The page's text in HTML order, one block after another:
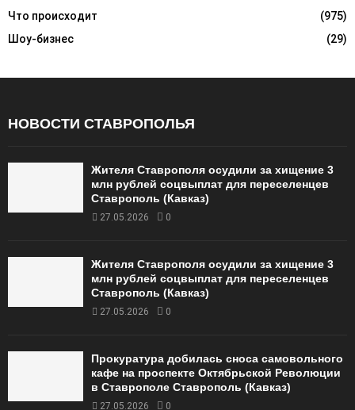
Что происходит
(975)
Шоу-бизнес
(29)
НОВОСТИ СТАВРОПОЛЬЯ
Жителя Ставрополя осудили за хищение 3
млн рублей соцвыплат для переселенцев
Ставрополь (Кавказ)
27.05.2026 0
Жителя Ставрополя осудили за хищение 3
млн рублей соцвыплат для переселенцев
Ставрополь (Кавказ)
27.05.2026 0
Прокуратура добилась сноса самовольного
кафе на проспекте Октябрьской Революции
в Ставрополе Ставрополь (Кавказ)
27.05.2026 0